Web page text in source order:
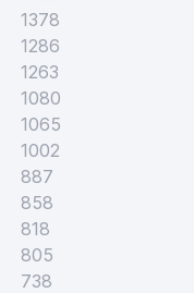
1378
1286
1263
1080
1065
1002
887
858
818
805
738